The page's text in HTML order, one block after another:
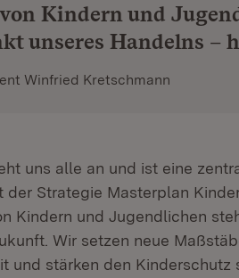
Kindern und
unseres Handelns –
Winfried Kretschmann
uns alle an und ist eine
der Strategie Masterplan
Kindern und Jugendlichen
Wir setzen neue
und stärken den Kinderschutz